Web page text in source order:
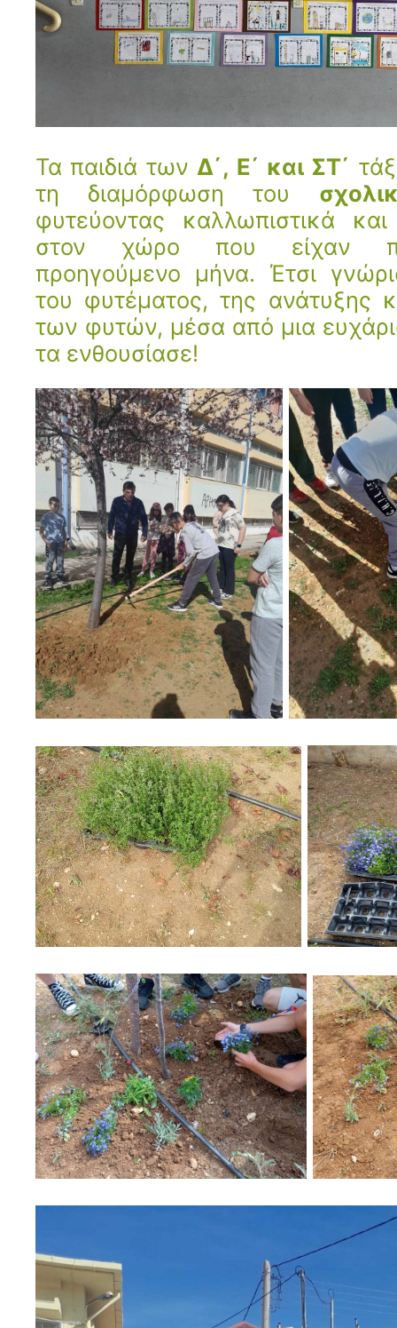
Τα παιδιά των Δ΄, Ε΄ και ΣΤ΄
τη διαμόρφωση του
φυτεύοντας καλλωπιστικά
στον χώρο που είχαν
προηγούμενο μήνα. Έτσι
του φυτέματος, της ανάτυξης
των φυτών, μέσα από μια
τα ενθουσίασε!